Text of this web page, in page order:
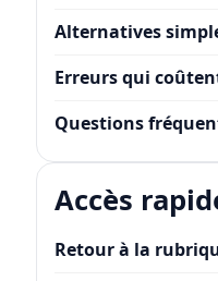
Alternatives
Erreurs qui
Questions
Accès
Retour à la